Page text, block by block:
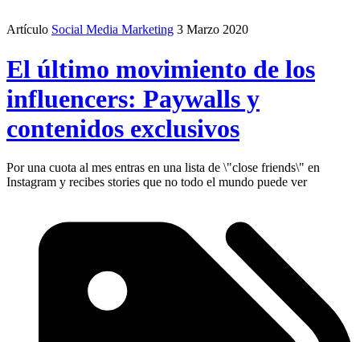
Artículo Social Media Marketing 3 Marzo 2020
El último movimiento de los
influencers: Paywalls y
contenidos exclusivos
Por una cuota al mes entras en una lista de \"close friends\" en
Instagram y recibes stories que no todo el mundo puede ver